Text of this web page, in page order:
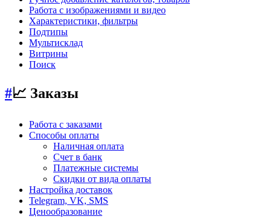
Работа с изображениями и видео
Характеристики, фильтры
Подтипы
Мультисклад
Витрины
Поиск
#📈 Заказы
Работа с заказами
Способы оплаты
Наличная оплата
Счет в банк
Платежные системы
Скидки от вида оплаты
Настройка доставок
Telegram, VK, SMS
Ценообразование